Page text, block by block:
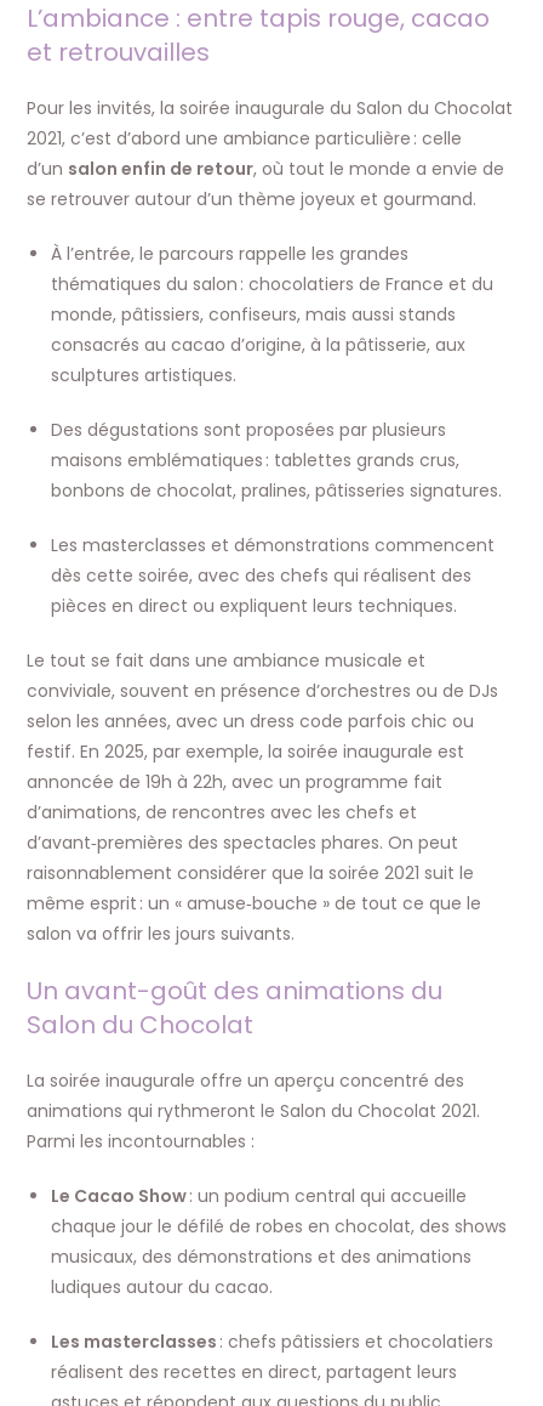
L’ambiance : entre tapis rouge, cacao
et retrouvailles
Pour les invités, la soirée inaugurale du Salon du Chocolat
2021, c’est d’abord une ambiance particulière : celle
d’un salon enfin de retour, où tout le monde a envie de
se retrouver autour d’un thème joyeux et gourmand.
À l’entrée, le parcours rappelle les grandes
thématiques du salon : chocolatiers de France et du
monde, pâtissiers, confiseurs, mais aussi stands
consacrés au cacao d’origine, à la pâtisserie, aux
sculptures artistiques.
Des dégustations sont proposées par plusieurs
maisons emblématiques : tablettes grands crus,
bonbons de chocolat, pralines, pâtisseries signatures.
Les masterclasses et démonstrations commencent
dès cette soirée, avec des chefs qui réalisent des
pièces en direct ou expliquent leurs techniques.
Le tout se fait dans une ambiance musicale et
conviviale, souvent en présence d’orchestres ou de DJs
selon les années, avec un dress code parfois chic ou
festif. En 2025, par exemple, la soirée inaugurale est
annoncée de 19h à 22h, avec un programme fait
d’animations, de rencontres avec les chefs et
d’avant‑premières des spectacles phares. On peut
raisonnablement considérer que la soirée 2021 suit le
même esprit : un « amuse‑bouche » de tout ce que le
salon va offrir les jours suivants.
Un avant-goût des animations du
Salon du Chocolat
La soirée inaugurale offre un aperçu concentré des
animations qui rythmeront le Salon du Chocolat 2021.
Parmi les incontournables :
Le Cacao Show: un podium central qui accueille
chaque jour le défilé de robes en chocolat, des shows
musicaux, des démonstrations et des animations
ludiques autour du cacao.
Les masterclasses : chefs pâtissiers et chocolatiers
réalisent des recettes en direct, partagent leurs